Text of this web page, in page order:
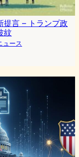
提言 – トランプ政
紋
ュース